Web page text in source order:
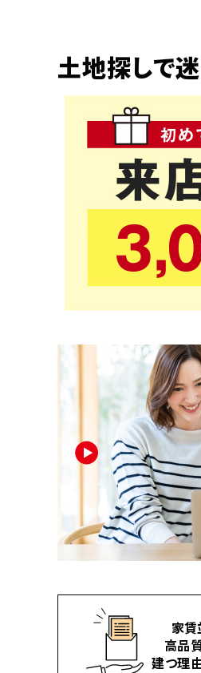
土地探しで
家賃
高品
建つ理